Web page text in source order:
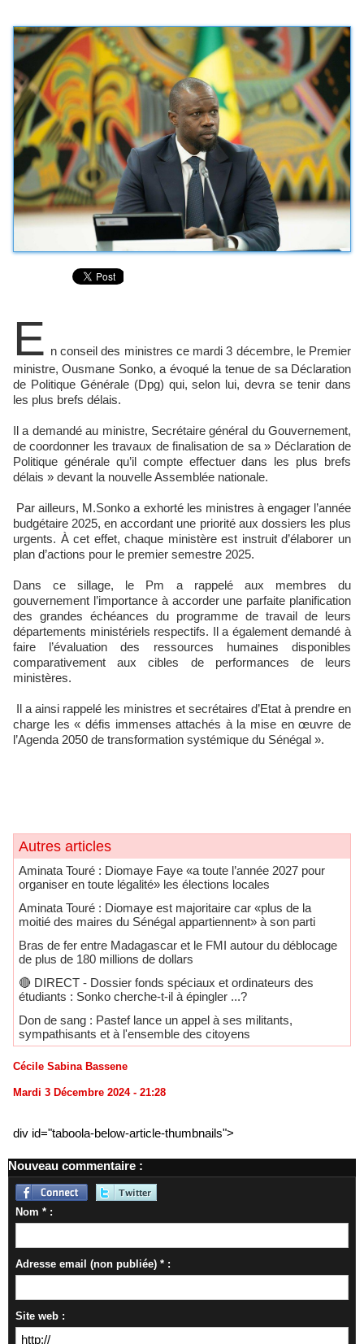
E n conseil des ministres ce mardi 3 décembre, le Premier
ministre, Ousmane Sonko, a évoqué la tenue de sa Déclaration
de Politique Générale (Dpg) qui, selon lui, devra se tenir dans
les plus brefs délais.
Il a demandé au ministre, Secrétaire général du Gouvernement,
de coordonner les travaux de finalisation de sa » Déclaration de
Politique générale qu’il compte effectuer dans les plus brefs
délais » devant la nouvelle Assemblée nationale.
Par ailleurs, M.Sonko a exhorté les ministres à engager l’année
budgétaire 2025, en accordant une priorité aux dossiers les plus
urgents. À cet effet, chaque ministère est instruit d’élaborer un
plan d’actions pour le premier semestre 2025.
Dans ce sillage, le Pm a rappelé aux membres du
gouvernement l’importance à accorder une parfaite planification
des grandes échéances du programme de travail de leurs
départements ministériels respectifs. Il a également demandé à
faire l’évaluation des ressources humaines disponibles
comparativement aux cibles de performances de leurs
ministères.
Il a ainsi rappelé les ministres et secrétaires d’Etat à prendre en
charge les « défis immenses attachés à la mise en œuvre de
l’Agenda 2050 de transformation systémique du Sénégal ».
Autres articles
Aminata Touré : Diomaye Faye «a toute l’année 2027 pour
organiser en toute légalité» les élections locales
Aminata Touré : Diomaye est majoritaire car «plus de la
moitié des maires du Sénégal appartiennent» à son parti
Bras de fer entre Madagascar et le FMI autour du déblocage
de plus de 180 millions de dollars
🔴​ DIRECT - Dossier fonds spéciaux et ordinateurs des
étudiants : Sonko cherche-t-il à épingler ...?
Don de sang : Pastef lance un appel à ses militants,
sympathisants et à l'ensemble des citoyens
Cécile Sabina Bassene
Mardi 3 Décembre 2024 - 21:28
div id="taboola-below-article-thumbnails">
Nouveau commentaire :
Nom * :
Adresse email (non publiée) * :
Site web :